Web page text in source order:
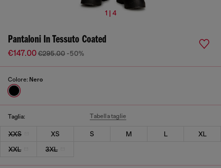
1 | 4
Pantaloni In Tessuto Coated
€147.00€295.00 -50%
Colore: Nero
Taglia: Tabella taglie
XXS XS S M L
XL
XXL
3XL